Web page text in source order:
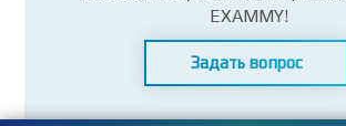
EXAMMY!
Задать вопрос